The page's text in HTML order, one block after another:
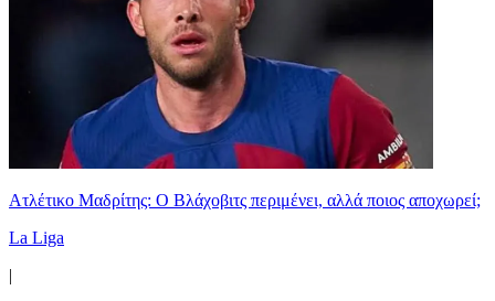
Ατλέτικο Μαδρίτης: Ο Βλάχοβιτς περιμένει, αλλά ποιος αποχωρεί;
La Liga
|